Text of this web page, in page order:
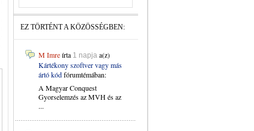
EZ TÖRTÉNT A KÖZÖSSÉGBEN:
M Imreírta 1 napja a(z)
Kártékony szoftver vagy más
ártó kódfórumtémában:
A Magyar Conquest
Gyorselemzés az MVH és az
...